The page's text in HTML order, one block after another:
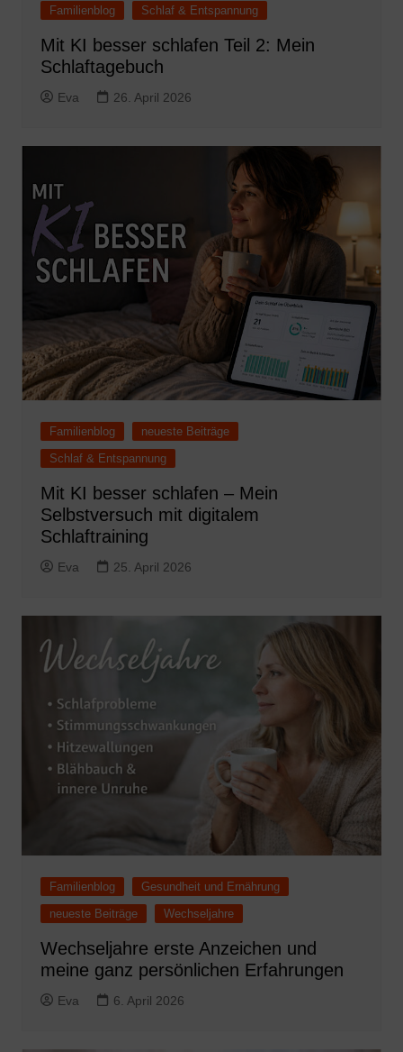
Familienblog Schlaf & Entspannung
Mit KI besser schlafen Teil 2: Mein
Schlaftagebuch
Eva 26. April 2026
Familienblog
neueste Beiträge
Schlaf & Entspannung
Mit KI besser schlafen – Mein
Selbstversuch mit digitalem
Schlaftraining
Eva 25. April 2026
Familienblog
Gesundheit und Ernährung
neueste Beiträge
Wechseljahre
Wechseljahre erste Anzeichen und
meine ganz persönlichen Erfahrungen
Eva 6. April 2026